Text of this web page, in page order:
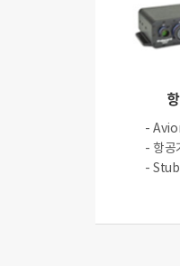
-
- 항공
-